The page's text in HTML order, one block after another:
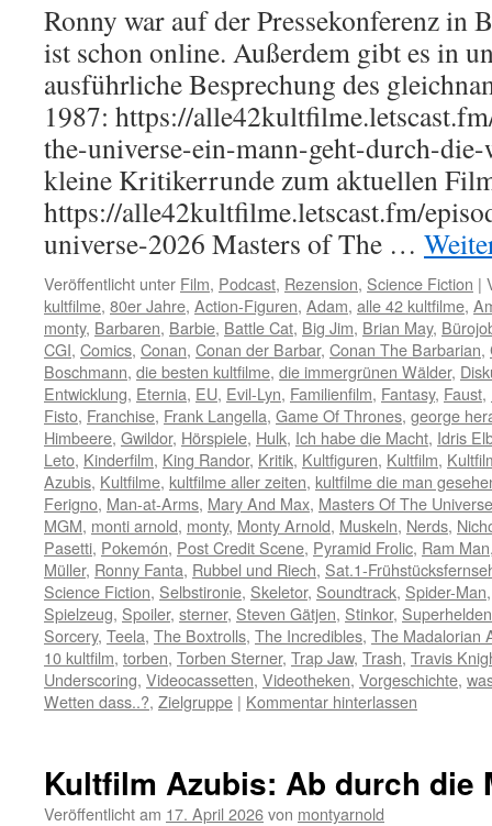
Ronny war auf der Pressekonferenz in
ist schon online. Außerdem gibt es in
ausführliche Besprechung des
1987: https://
the-universe-ein-mann-geht-durch-die-
kleine Kritikerrunde zum aktuellen
https://alle42kultfilme.letscast.fm/
universe-2026 Masters of The …
Veröffentlicht unter Film, Podcast, Rezension, Science Fiction |
kultfilme, 80er Jahre, Action-Figuren, Adam, alle 42 kultfilme,
monty, Barbaren, Barbie, Battle Cat, Big Jim, Brian May,
CGI, Comics, Conan, Conan der Barbar, Conan The Barbarian,
Boschmann, die besten kultfilme, die immergrünen Wälder,
Entwicklung, Eternia, EU, Evil-Lyn, Familienfilm, Fantasy, Faust,
Fisto, Franchise, Frank Langella, Game Of Thrones, george
Himbeere, Gwildor, Hörspiele, Hulk, Ich habe die Macht, Idris
Leto, Kinderfilm, King Randor, Kritik, Kultfiguren, Kultfilm,
Azubis, Kultfilme, kultfilme aller zeiten, kultfilme die man
Ferigno, Man-at-Arms, Mary And Max, Masters Of The Universe
MGM, monti arnold, monty, Monty Arnold, Muskeln, Nerds,
Pasetti, Pokemón, Post Credit Scene, Pyramid Frolic, Ram Man
Müller, Ronny Fanta, Rubbel und Riech, Sat.1-
Science Fiction, Selbstironie, Skeletor, Soundtrack, Spider-Man
Spielzeug, Spoiler, sterner, Steven Gätjen, Stinkor,
Sorcery, Teela, The Boxtrolls, The Incredibles, The Madalorian
10 kultfilm, torben, Torben Sterner, Trap Jaw, Trash, Travis
Underscoring, Videocassetten, Videotheken, Vorgeschichte,
Wetten dass..?, Zielgruppe | Kommentar hinterlassen
Kultfilm Azubis: Ab durch die
Veröffentlicht am 17. April 2026von montyarnold